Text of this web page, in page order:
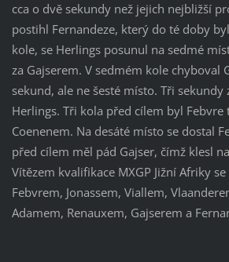
cca o dvě sekundy než jejich nejbližší
postihl Fernandeze, který do té doby
kole, se Herlings posunul na sedmé
za Gajserem. V sedmém kole chyboval
sekund, ale ne šesté místo. Tři sekundy
Herlings. Tři kola před cílem byl Febvre
Coenenem. Na desáté místo se dostal
před cílem měl pád Gajser, čímž klesl
Vítězem kvalifikace MXGP Jižní Afriky
Febvrem, Jonassem, Viallem,
Adamem, Renauxem, Gajserem a